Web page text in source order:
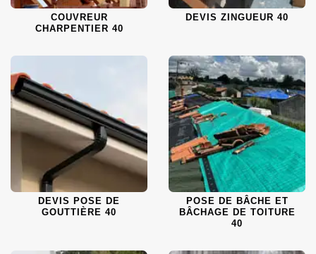
COUVREUR
CHARPENTIER 40
DEVIS ZINGUEUR 40
DEVIS POSE DE
GOUTTIÈRE 40
POSE DE BÂCHE ET
BÂCHAGE DE TOITURE
40